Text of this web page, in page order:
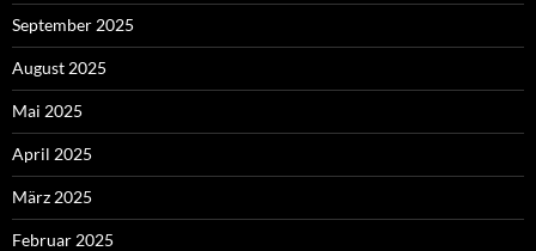
September 2025
August 2025
Mai 2025
April 2025
März 2025
Februar 2025